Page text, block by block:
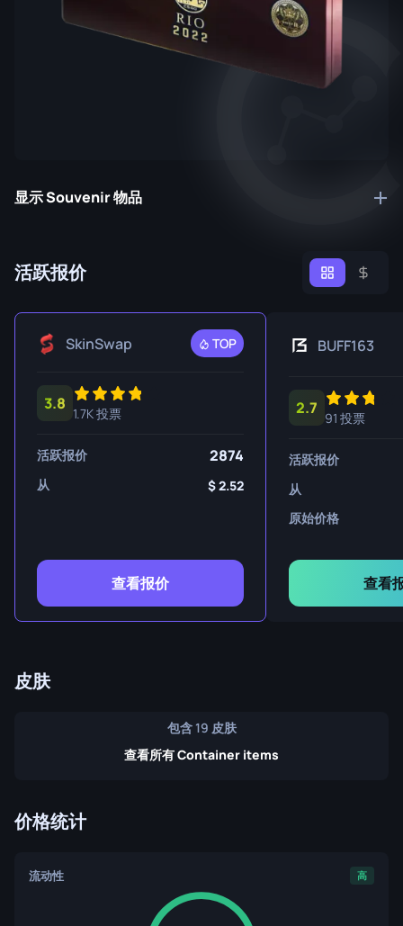
显示 Souvenir 物品
活跃报价
SkinSwap TOP
3.8
1.7K 投票
活跃报价 2874
从 2.52
查看报价
BUFF163
2.7
91 投票
活跃报价
从
原始价格
查看
皮肤
包含 19 皮肤
查看所有 Container items
价格统计
流动性 高